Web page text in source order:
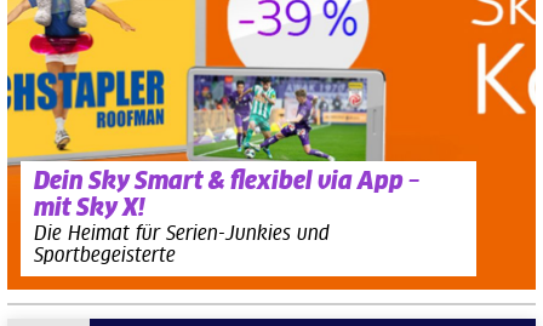
Dein Sky Smart & flexibel via App –
mit Sky X!
Die Heimat für Serien-Junkies und
Sportbegeisterte